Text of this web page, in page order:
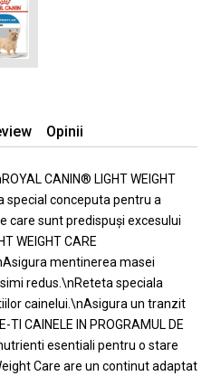
Opinii
CANIN® LIGHT WEIGHT
special conceputa pentru a
care sunt predispuși excesului
WEIGHT CARE
mentinerea masei
redus.\nReteta speciala
cainelui.\nAsigura un tranzit
CAINELE IN PROGRAMUL DE
esentiali pentru o stare
Care are un continut adaptat